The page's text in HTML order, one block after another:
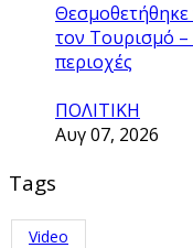
Θεσμοθετήθηκε
τον Τουρισμό –
περιοχές
ΠΟΛΙΤΙΚΗ
Αυγ 07, 2026
Tags
Video